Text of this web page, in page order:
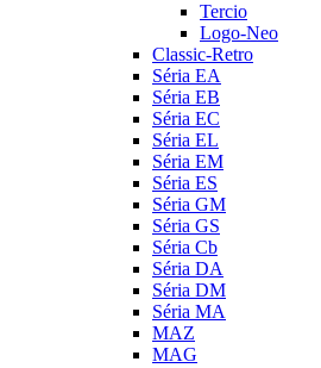
Tercio
Logo-Neo
Classic-Retro
Séria EA
Séria EB
Séria EC
Séria EL
Séria EM
Séria ES
Séria GM
Séria GS
Séria Cb
Séria DA
Séria DM
Séria MA
MAZ
MAG